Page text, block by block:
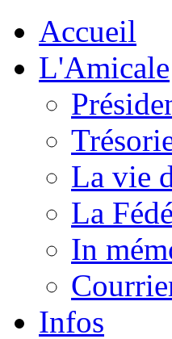
Accueil
L'Amicale
La vie
La
In
Infos